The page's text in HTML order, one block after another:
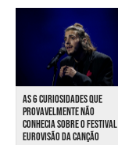
AS 6 CURIOSIDADES QUE
PROVAVELMENTE NÃO
CONHECIA SOBRE O FESTIVAL
EUROVISÃO DA CANÇÃO